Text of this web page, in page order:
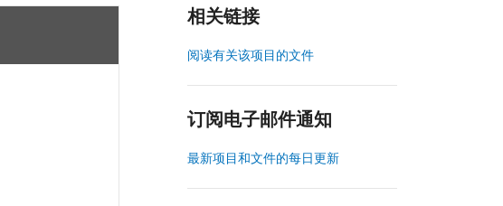
相关链接
阅读有关该项目的文件
订阅电子邮件通知
最新项目和文件的每日更新